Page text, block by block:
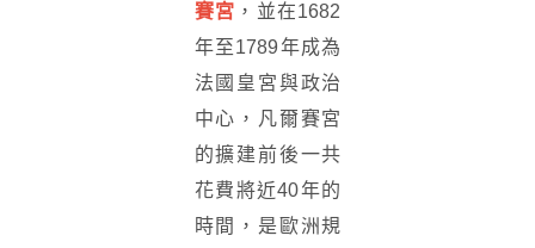
賽宮 ，並在1682
年至1789年成為
法國皇宮與政治
中心，凡爾賽宮
的擴建前後一共
花費將近40年的
時間，是歐洲規